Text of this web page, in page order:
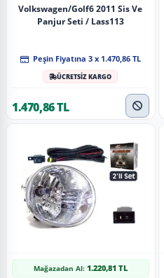
Volkswagen/Golf6 2011 Sis Ve
Panjur Seti / Lass113
Peşin Fiyatına 3 x 1.470,86 TL
ÜCRETSİZ KARGO
1.470,86 TL
Mağazadan Al: 1.220,81 TL